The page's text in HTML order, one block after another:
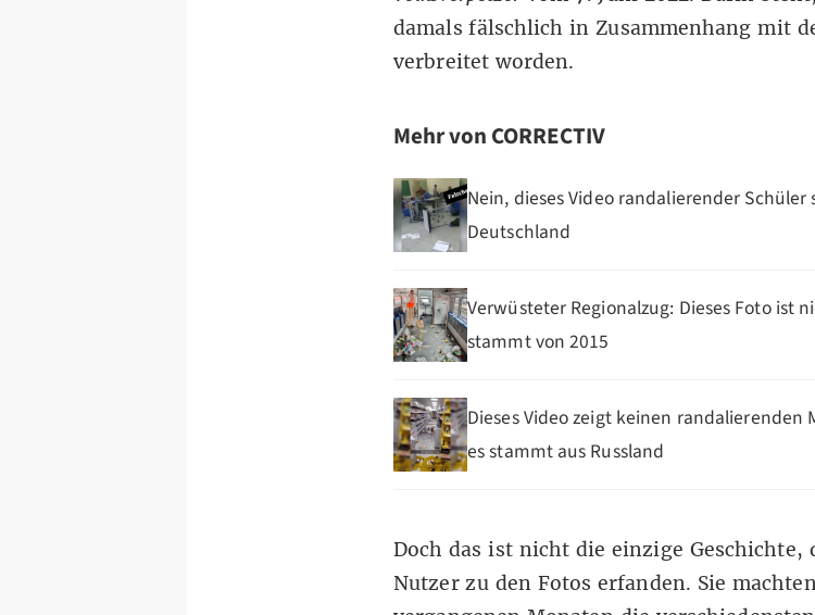
damals fälschlich in Zusammenhang mit
verbreitet worden.
Mehr von CORRECTIV
Nein, dieses Video randalierender
Deutschland
Verwüsteter Regionalzug: Dieses Foto ist
stammt von 2015
Dieses Video zeigt keinen randalierenden
es stammt aus Russland
Doch das ist nicht die einzige Geschichte,
Nutzer zu den Fotos erfanden. Sie